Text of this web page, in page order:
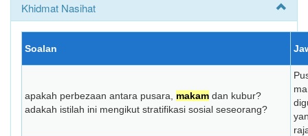
Khidmat Nasihat
Soalan
apakah perbezaan antara pusara, makam dan kubur?
adakah istilah ini mengikut stratifikasi sosial seseorang?